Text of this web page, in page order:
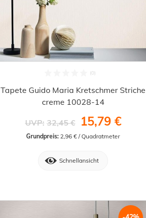
Tapete Guido Maria Kretschmer Striche
creme 10028-14
UVP: 32,45 € 15,79 €
Grundpreis: 2,96 € / Quadratmeter
Schnellansicht